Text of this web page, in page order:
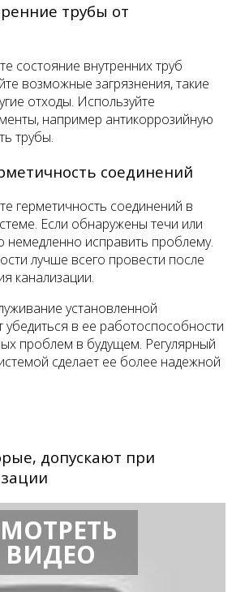
трубы от
состояние внутренних труб
возможные загрязнения, такие
отходы. Используйте
например антикоррозийную
трубы.
соединений
герметичность соединений в
Если обнаружены течи или
немедленно исправить проблему.
лучше всего провести после
канализации.
установленной
убедиться в ее работоспособности
проблем в будущем. Регулярный
сделает ее более надежной
допускают при
ВИДЕО